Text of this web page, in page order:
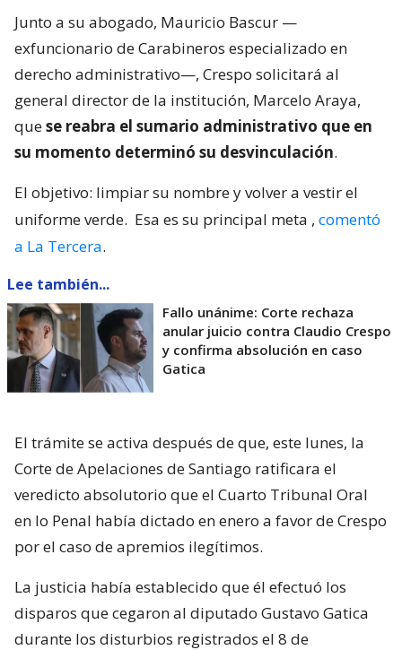
Junto a su abogado, Mauricio Bascur —
exfuncionario de Carabineros especializado en
derecho administrativo—, Crespo solicitará al
general director de la institución, Marcelo Araya,
quese reabra el sumario administrativo que en
su momento determinó su desvinculación.
El objetivo: limpiar su nombre y volver a vestir el
uniforme verde. Esa es su principal meta , comentó
a La Tercera.
Lee también...
Fallo unánime: Corte rechaza
anular juicio contra Claudio Crespo
y confirma absolución en caso
Gatica
El trámite se activa después de que, este lunes, la
Corte de Apelaciones de Santiago ratificara el
veredicto absolutorio que el Cuarto Tribunal Oral
en lo Penal había dictado en enero a favor de Crespo
por el caso de apremios ilegítimos.
La justicia había establecido que él efectuó los
disparos que cegaron al diputado Gustavo Gatica
durante los disturbios registrados el 8 de